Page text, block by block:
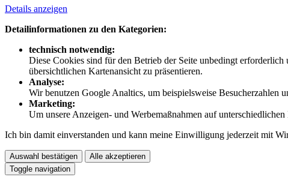
Details anzeigen
Detailinformationen zu den Kategorien:
technisch notwendig:
Diese Cookies sind für den Betrieb der Seite unbedingt
übersichtlichen Kartenansicht zu präsentieren.
Analyse:
Wir benutzen Google Analtics, um beispielsweise Besucherzahlen
Marketing:
Um unsere Anzeigen- und Werbemaßnahmen auf
Ich bin damit einverstanden und kann meine Einwilligung jederzeit mit
Auswahl bestätigen
Alle akzeptieren
Toggle navigation